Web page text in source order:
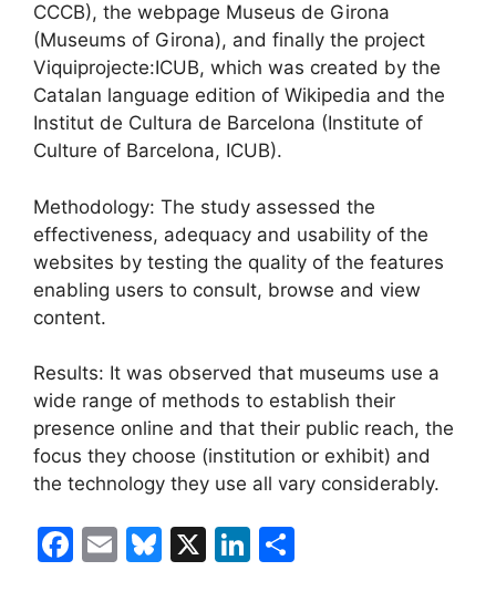
CCCB), the webpage Museus de Girona
(Museums of Girona), and finally the project
Viquiprojecte:ICUB, which was created by the
Catalan language edition of Wikipedia and the
Institut de Cultura de Barcelona (Institute of
Culture of Barcelona, ICUB).
Methodology: The study assessed the
effectiveness, adequacy and usability of the
websites by testing the quality of the features
enabling users to consult, browse and view
content.
Results: It was observed that museums use a
wide range of methods to establish their
presence online and that their public reach, the
focus they choose (institution or exhibit) and
the technology they use all vary considerably.
F
E
Bl X
Li